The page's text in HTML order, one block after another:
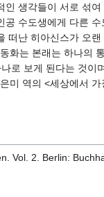
생각들이 서로 섞
공 수도생에게 다른 수
난 히아신스가 오
는 본래는 하나의
로 보게 된다는 것
미 역의 <세상에서
Vol. 2. Berlin: